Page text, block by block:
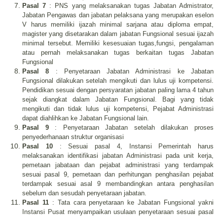
Pasal 7 : PNS yang melaksanakan tugas Jabatan Admistrator,
Jabatan Pengawas dan jabatan pelaksana yang merupakan eselon
V harus memiliki ijazah minimal sarjana atau diploma empat,
magister yang disetarakan dalam jabatan Fungsional sesuai ijazah
minimal tersebut. Memiliki kesesuaian tugas,fungsi, pengalaman
atau pernah melaksanakan tugas berkaitan tugas Jabatan
Fungsional
Pasal 8 : Penyetaraan Jabatan Administrasi ke Jabatan
Fungsional dilakukan setelah mengikuti dan lulus uji kompetensi.
Pendidikan sesuai dengan persyaratan jabatan paling lama 4 tahun
sejak diangkat dalam Jabatan Fungsional. Bagi yang tidak
mengikuti dan tidak lulus uji kompetensi, Pejabat Administrasi
dapat diahlihkan ke Jabatan Fungsional lain.
Pasal 9 : Penyetaraan Jabatan setelah dilakukan proses
penyederhanaan struktur organisasi
Pasal 10 : Sesuai pasal 4, Instansi Pemerintah harus
melaksanakan identifikasi jabatan Administrasi pada unit kerja,
pemetaan jabataan dan pejabat administrasi yang terdampak
sesuai pasal 9, pemetaan dan perhitungan penghasilan pejabat
terdampak sesuai asal 9 membandingkan antara penghasilan
sebelum dan sesudah penyetaraan jabatan.
Pasal 11: Tata cara penyetaraan ke Jabatan Fungsional yakni
Instansi Pusat menyampaikan usulaan penyetaraan sesuai pasal